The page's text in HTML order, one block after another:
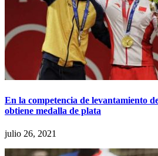
En la competencia de levantamiento
obtiene medalla de plata
julio 26, 2021